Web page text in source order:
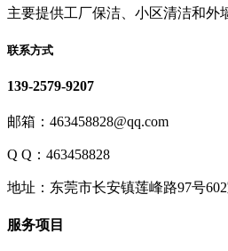
主要提供工厂保洁、小区清洁和外
联系方式
139-2579-9207
邮箱：463458828@qq.com
Q Q：463458828
地址：东莞市长安镇莲峰路97号
服务项目